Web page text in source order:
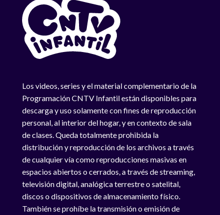
Los videos, series y el material complementario de la
Programación CNTV Infantil están disponibles para
descarga y uso solamente con fines de reproducción
personal, al interior del hogar, y en contexto de sala
de clases. Queda totalmente prohibida la
distribución y reproducción de los archivos a través
de cualquier vía como reproducciones masivas en
espacios abiertos o cerrados, a través de streaming,
televisión digital, analógica terrestre o satelital,
discos o dispositivos de almacenamiento físico.
También se prohíbe la transmisión o emisión de